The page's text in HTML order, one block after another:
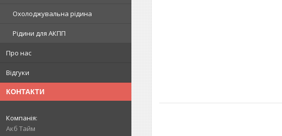
Охолоджувальна рідина
Рідини для АКПП
Про нас
Відгуки
КОНТАКТИ
Акб Тайм